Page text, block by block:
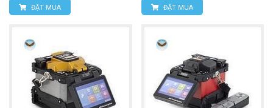
ĐẶT MUA ĐẶT MUA